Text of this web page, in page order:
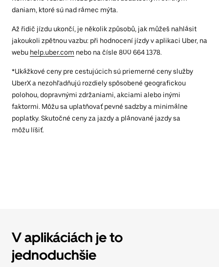
daniam, ktoré sú nad rámec mýta.
Až řidič jízdu ukončí, je několik způsobů, jak můžeš nahlásit
jakoukoli zpětnou vazbu: při hodnocení jízdy v aplikaci Uber, na
webu help.uber.com nebo na čísle 800 664 1378.
*Ukážkové ceny pre cestujúcich sú priemerné ceny služby
UberX a nezohľadňujú rozdiely spôsobené geografickou
polohou, dopravnými zdržaniami, akciami alebo inými
faktormi. Môžu sa uplatňovať pevné sadzby a minimálne
poplatky. Skutočné ceny za jazdy a plánované jazdy sa
môžu líšiť.
V aplikáciách je to
jednoduchšie